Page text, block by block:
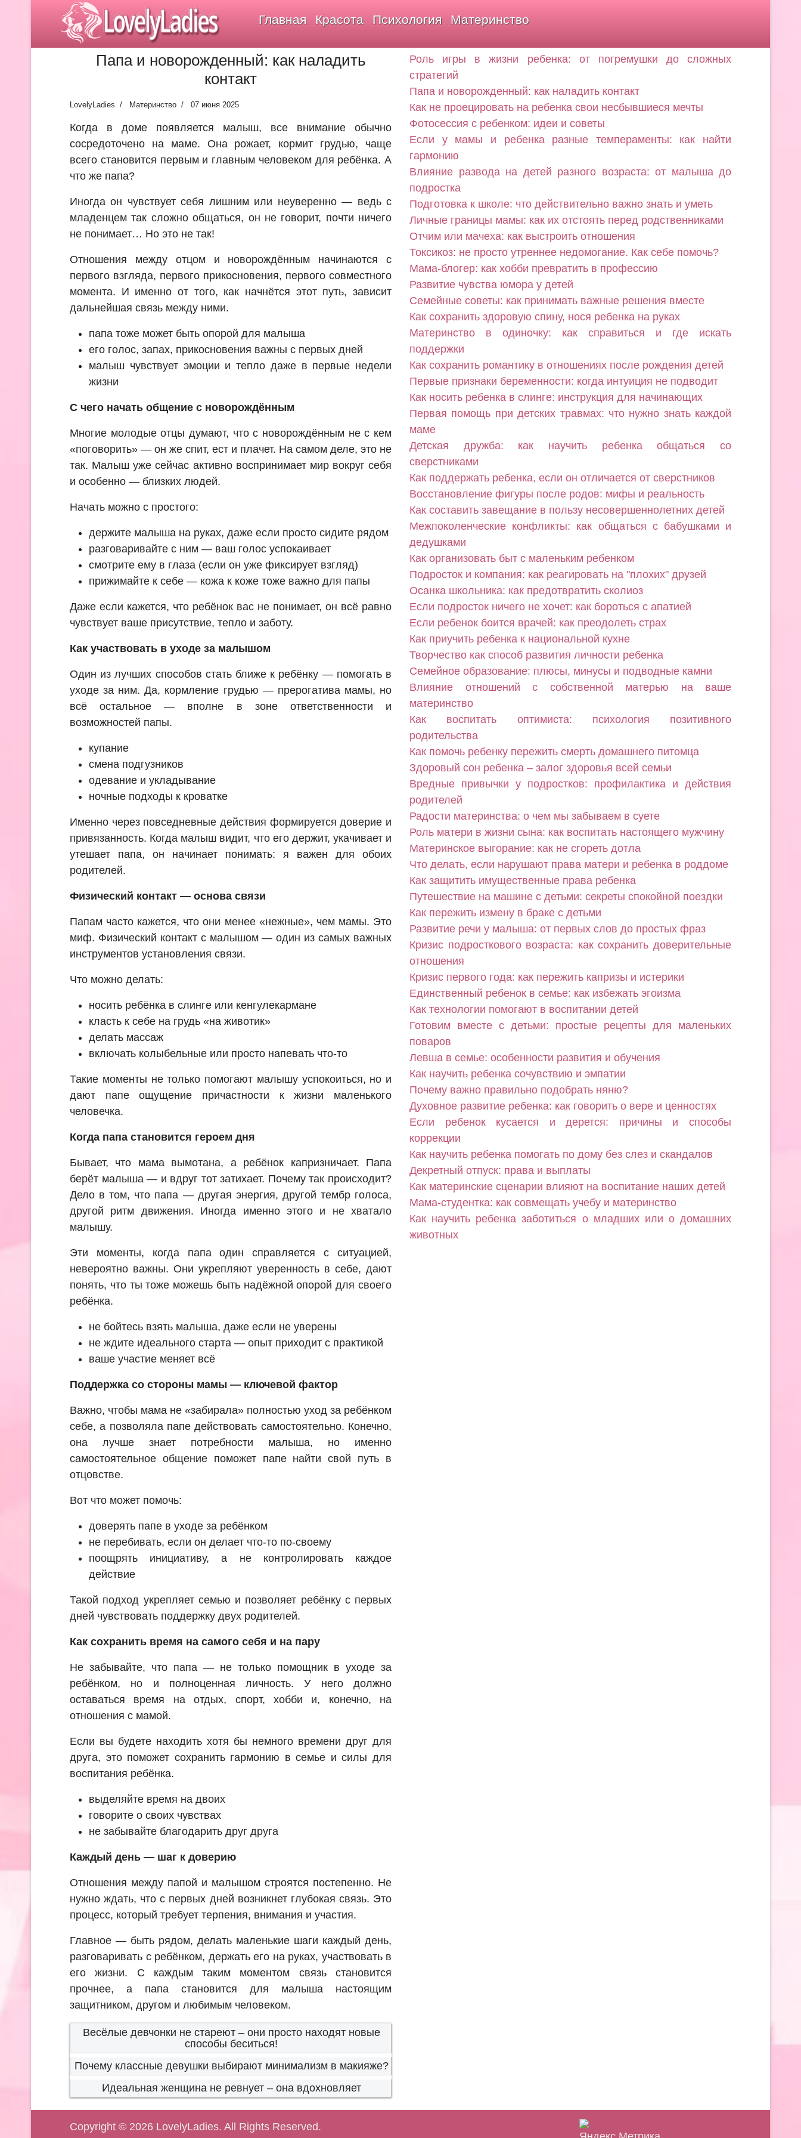
LovelyLadies Главная Красота Психология Материнство
Папа и новорожденный: как наладить
контакт
LovelyLadies Материнство 07 июня 2025
Когда в доме появляется малыш, все внимание обычно
сосредоточено на маме. Она рожает, кормит грудью, чаще
всего становится первым и главным человеком для ребёнка. А
что же папа?
Иногда он чувствует себя лишним или неуверенно — ведь с
младенцем так сложно общаться, он не говорит, почти ничего
не понимает… Но это не так!
Отношения между отцом и новорождённым начинаются с
первого взгляда, первого прикосновения, первого совместного
момента. И именно от того, как начнётся этот путь, зависит
дальнейшая связь между ними.
папа тоже может быть опорой для малыша
его голос, запах, прикосновения важны с первых дней
малыш чувствует эмоции и тепло даже в первые недели
жизни
С чего начать общение с новорождённым
Многие молодые отцы думают, что с новорождённым не с кем
«поговорить» — он же спит, ест и плачет. На самом деле, это не
так. Малыш уже сейчас активно воспринимает мир вокруг себя
и особенно — близких людей.
Начать можно с простого:
держите малыша на руках, даже если просто сидите рядом
разговаривайте с ним — ваш голос успокаивает
смотрите ему в глаза (если он уже фиксирует взгляд)
прижимайте к себе — кожа к коже тоже важно для папы
Даже если кажется, что ребёнок вас не понимает, он всё равно
чувствует ваше присутствие, тепло и заботу.
Как участвовать в уходе за малышом
Один из лучших способов стать ближе к ребёнку — помогать в
уходе за ним. Да, кормление грудью — прерогатива мамы, но
всё остальное — вполне в зоне ответственности и
возможностей папы.
купание
смена подгузников
одевание и укладывание
ночные подходы к кроватке
Именно через повседневные действия формируется доверие и
привязанность. Когда малыш видит, что его держит, укачивает и
утешает папа, он начинает понимать: я важен для обоих
родителей.
Физический контакт — основа связи
Папам часто кажется, что они менее «нежные», чем мамы. Это
миф. Физический контакт с малышом — один из самых важных
инструментов установления связи.
Что можно делать:
носить ребёнка в слинге или кенгулекармане
класть к себе на грудь «на животик»
делать массаж
включать колыбельные или просто напевать что-то
Такие моменты не только помогают малышу успокоиться, но и
дают папе ощущение причастности к жизни маленького
человечка.
Когда папа становится героем дня
Бывает, что мама вымотана, а ребёнок капризничает. Папа
берёт малыша — и вдруг тот затихает. Почему так происходит?
Дело в том, что папа — другая энергия, другой тембр голоса,
другой ритм движения. Иногда именно этого и не хватало
малышу.
Эти моменты, когда папа один справляется с ситуацией,
невероятно важны. Они укрепляют уверенность в себе, дают
понять, что ты тоже можешь быть надёжной опорой для своего
ребёнка.
не бойтесь взять малыша, даже если не уверены
не ждите идеального старта — опыт приходит с практикой
ваше участие меняет всё
Поддержка со стороны мамы — ключевой фактор
Важно, чтобы мама не «забирала» полностью уход за ребёнком
себе, а позволяла папе действовать самостоятельно. Конечно,
она лучше знает потребности малыша, но именно
самостоятельное общение поможет папе найти свой путь в
отцовстве.
Вот что может помочь:
доверять папе в уходе за ребёнком
не перебивать, если он делает что-то по-своему
поощрять инициативу, а не контролировать каждое
действие
Такой подход укрепляет семью и позволяет ребёнку с первых
дней чувствовать поддержку двух родителей.
Как сохранить время на самого себя и на пару
Не забывайте, что папа — не только помощник в уходе за
ребёнком, но и полноценная личность. У него должно
оставаться время на отдых, спорт, хобби и, конечно, на
отношения с мамой.
Если вы будете находить хотя бы немного времени друг для
друга, это поможет сохранить гармонию в семье и силы для
воспитания ребёнка.
выделяйте время на двоих
говорите о своих чувствах
не забывайте благодарить друг друга
Каждый день — шаг к доверию
Отношения между папой и малышом строятся постепенно. Не
нужно ждать, что с первых дней возникнет глубокая связь. Это
процесс, который требует терпения, внимания и участия.
Главное — быть рядом, делать маленькие шаги каждый день,
разговаривать с ребёнком, держать его на руках, участвовать в
его жизни. С каждым таким моментом связь становится
прочнее, а папа становится для малыша настоящим
защитником, другом и любимым человеком.
Весёлые девчонки не стареют – они просто находят новые
способы беситься!
Почему классные девушки выбирают минимализм в макияже?
Идеальная женщина не ревнует – она вдохновляет
Роль игры в жизни ребенка: от погремушки до сложных
стратегий
Папа и новорожденный: как наладить контакт
Как не проецировать на ребенка свои несбывшиеся мечты
Фотосессия с ребенком: идеи и советы
Если у мамы и ребенка разные темпераменты: как найти
гармонию
Влияние развода на детей разного возраста: от малыша до
подростка
Подготовка к школе: что действительно важно знать и уметь
Личные границы мамы: как их отстоять перед родственниками
Отчим или мачеха: как выстроить отношения
Токсикоз: не просто утреннее недомогание. Как себе помочь?
Мама-блогер: как хобби превратить в профессию
Развитие чувства юмора у детей
Семейные советы: как принимать важные решения вместе
Как сохранить здоровую спину, нося ребенка на руках
Материнство в одиночку: как справиться и где искать
поддержки
Как сохранить романтику в отношениях после рождения детей
Первые признаки беременности: когда интуиция не подводит
Как носить ребенка в слинге: инструкция для начинающих
Первая помощь при детских травмах: что нужно знать каждой
маме
Детская дружба: как научить ребенка общаться со
сверстниками
Как поддержать ребенка, если он отличается от сверстников
Восстановление фигуры после родов: мифы и реальность
Как составить завещание в пользу несовершеннолетних детей
Межпоколенческие конфликты: как общаться с бабушками и
дедушками
Как организовать быт с маленьким ребенком
Подросток и компания: как реагировать на "плохих" друзей
Осанка школьника: как предотвратить сколиоз
Если подросток ничего не хочет: как бороться с апатией
Если ребенок боится врачей: как преодолеть страх
Как приучить ребенка к национальной кухне
Творчество как способ развития личности ребенка
Семейное образование: плюсы, минусы и подводные камни
Влияние отношений с собственной матерью на ваше
материнство
Как воспитать оптимиста: психология позитивного
родительства
Как помочь ребенку пережить смерть домашнего питомца
Здоровый сон ребенка – залог здоровья всей семьи
Вредные привычки у подростков: профилактика и действия
родителей
Радости материнства: о чем мы забываем в суете
Роль матери в жизни сына: как воспитать настоящего мужчину
Материнское выгорание: как не сгореть дотла
Что делать, если нарушают права матери и ребенка в роддоме
Как защитить имущественные права ребенка
Путешествие на машине с детьми: секреты спокойной поездки
Как пережить измену в браке с детьми
Развитие речи у малыша: от первых слов до простых фраз
Кризис подросткового возраста: как сохранить доверительные
отношения
Кризис первого года: как пережить капризы и истерики
Единственный ребенок в семье: как избежать эгоизма
Как технологии помогают в воспитании детей
Готовим вместе с детьми: простые рецепты для маленьких
поваров
Левша в семье: особенности развития и обучения
Как научить ребенка сочувствию и эмпатии
Почему важно правильно подобрать няню?
Духовное развитие ребенка: как говорить о вере и ценностях
Если ребенок кусается и дерется: причины и способы
коррекции
Как научить ребенка помогать по дому без слез и скандалов
Декретный отпуск: права и выплаты
Как материнские сценарии влияют на воспитание наших детей
Мама-студентка: как совмещать учебу и материнство
Как научить ребенка заботиться о младших или о домашних
животных
Copyright © 2026 LovelyLadies. All Rights Reserved.